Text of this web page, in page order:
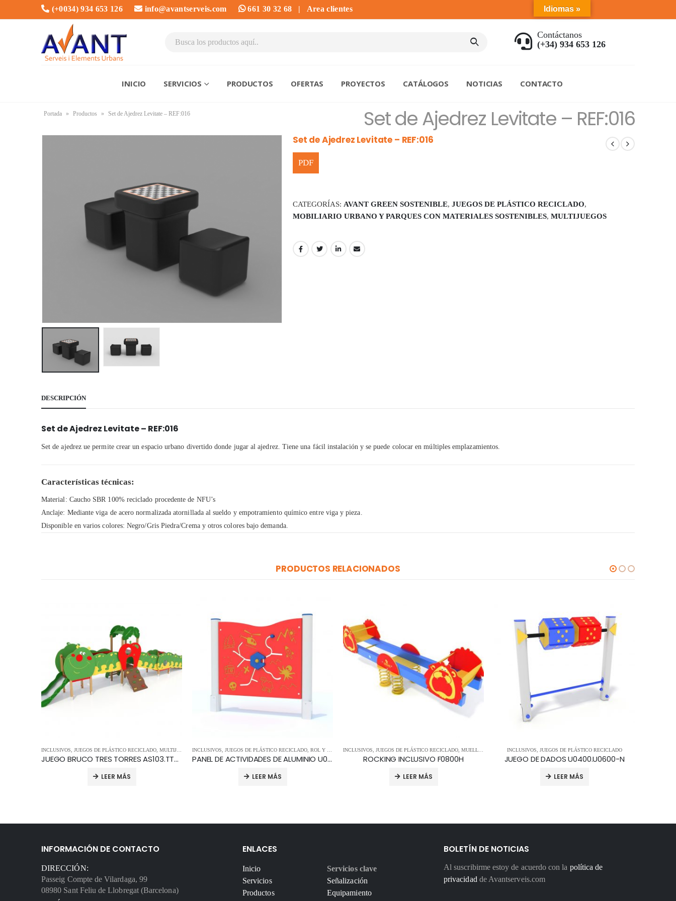
(+0034) 934 653 126 info@avantserveis.com 661 30 32 68 | Area clientes
Contáctanos
(+34) 934 653 126
INICIO SERVICIOS PRODUCTOS OFERTAS PROYECTOS CATÁLOGOS NOTICIAS CONTACTO
Set de Ajedrez Levitate – REF:016
Portada » Productos » Set de Ajedrez Levitate – REF:016
Set de Ajedrez Levitate – REF:016
CATEGORÍAS: AVANT GREEN SOSTENIBLE, JUEGOS DE PLÁSTICO RECICLADO,
MOBILIARIO URBANO Y PARQUES CON MATERIALES SOSTENIBLES, MULTIJUEGOS
DESCRIPCIÓN
Set de Ajedrez Levitate – REF:016
Set de ajedrez ue permite crear un espacio urbano divertido donde jugar al ajedrez. Tiene una fácil instalación y se puede colocar en múltiples emplazamientos.
Características técnicas:
Material: Caucho SBR 100% reciclado procedente de NFU’s
Anclaje: Mediante viga de acero normalizada atornillada al sueldo y empotramiento químico entre viga y pieza.
Disponible en varios colores: Negro/Gris Piedra/Crema y otros colores bajo demanda.
PRODUCTOS RELACIONADOS
,ROL Y PANELES
INCLUSIVOS JUEGOS DE PLÁSTICO RECICLADO MULTIJUEGOS ,TOBOGANES,TORRES Y ESTRUCTURAS
JUEGO BRUCO TRES TORRES AS103.TT-17
LEER MÁS
INCLUSIVOS JUEGOS DE PLÁSTICO RECICLADO ROL Y PANELES
PANEL DE ACTIVIDADES DE ALUMINIO U0600.BV-4 estilo ALU
LEER MÁS
INCLUSIVOS JUEGOS DE PLÁSTICO RECICLADO MUELLES Y BALANCINES
ROCKING INCLUSIVO F0800H
LEER MÁS
INCLUSIVOS JUEGOS DE PLÁSTICO RECICLADO
JUEGO DE DADOS U0400.U0600-N
LEER MÁS
INFORMACIÓN DE CONTACTO
DIRECCIÓN:
Passeig Compte de Vilardaga, 99
08980 Sant Feliu de Llobregat (Barcelona)
ENLACES
Inicio
Servicios
Productos
Servicios clave
Señalización
Equipamiento
BOLETÍN DE NOTICIAS
Al suscribirme estoy de acuerdo con la política de
privacidad de Avantserveis.com
Idiomas »